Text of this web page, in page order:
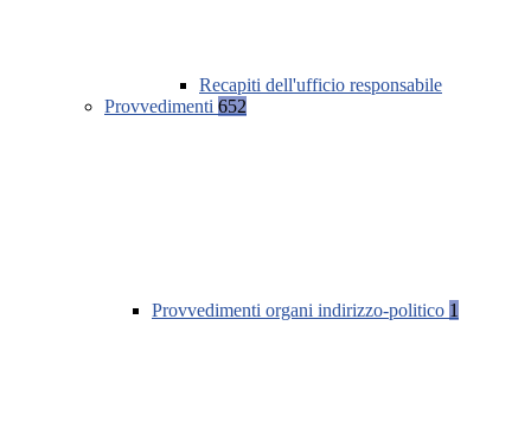
Recapiti dell'ufficio responsabile
Provvedimenti 652
Provvedimenti organi indirizzo-politico 1